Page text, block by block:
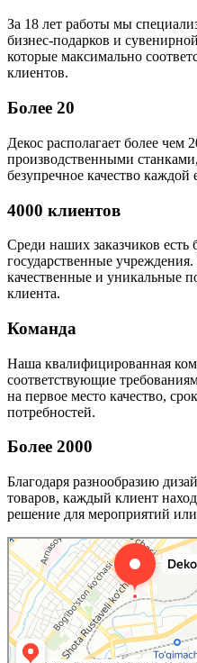
За 18 лет работы мы
бизнес-подарков и
которые максимально
клиентов.
Более 20
Декос располагает более чем
производственными
безупречное качество
4000 клиентов
Среди наших заказчиков
государственные
качественные и уникальные
клиента.
Команда
Наша квалифицированная
соответствующие
на первое место качество,
потребностей.
Более 2000
Благодаря разнообразию
товаров, каждый клиент
решение для мероприятий или